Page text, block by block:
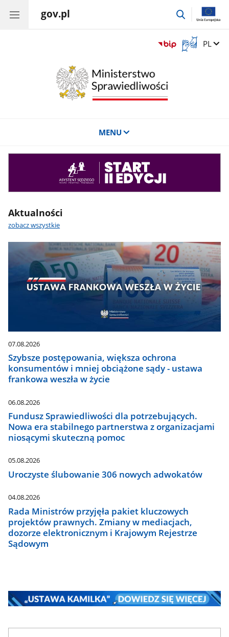
gov.pl
przejdź
Otwórz
okno
Zmień
PL
MENU
Aktualności
zobacz wszystkie
07.08.2026
Szybsze postępowania, większa ochrona
konsumentów i mniej obciążone sądy - ustawa
frankowa weszła w życie
06.08.2026
Fundusz Sprawiedliwości dla potrzebujących.
Nowa era stabilnego partnerstwa z organizacjami
niosącymi skuteczną pomoc
05.08.2026
Uroczyste ślubowanie 306 nowych adwokatów
04.08.2026
Rada Ministrów przyjęła pakiet kluczowych
projektów prawnych. Zmiany w mediacjach,
dozorze elektronicznym i Krajowym Rejestrze
Sądowym